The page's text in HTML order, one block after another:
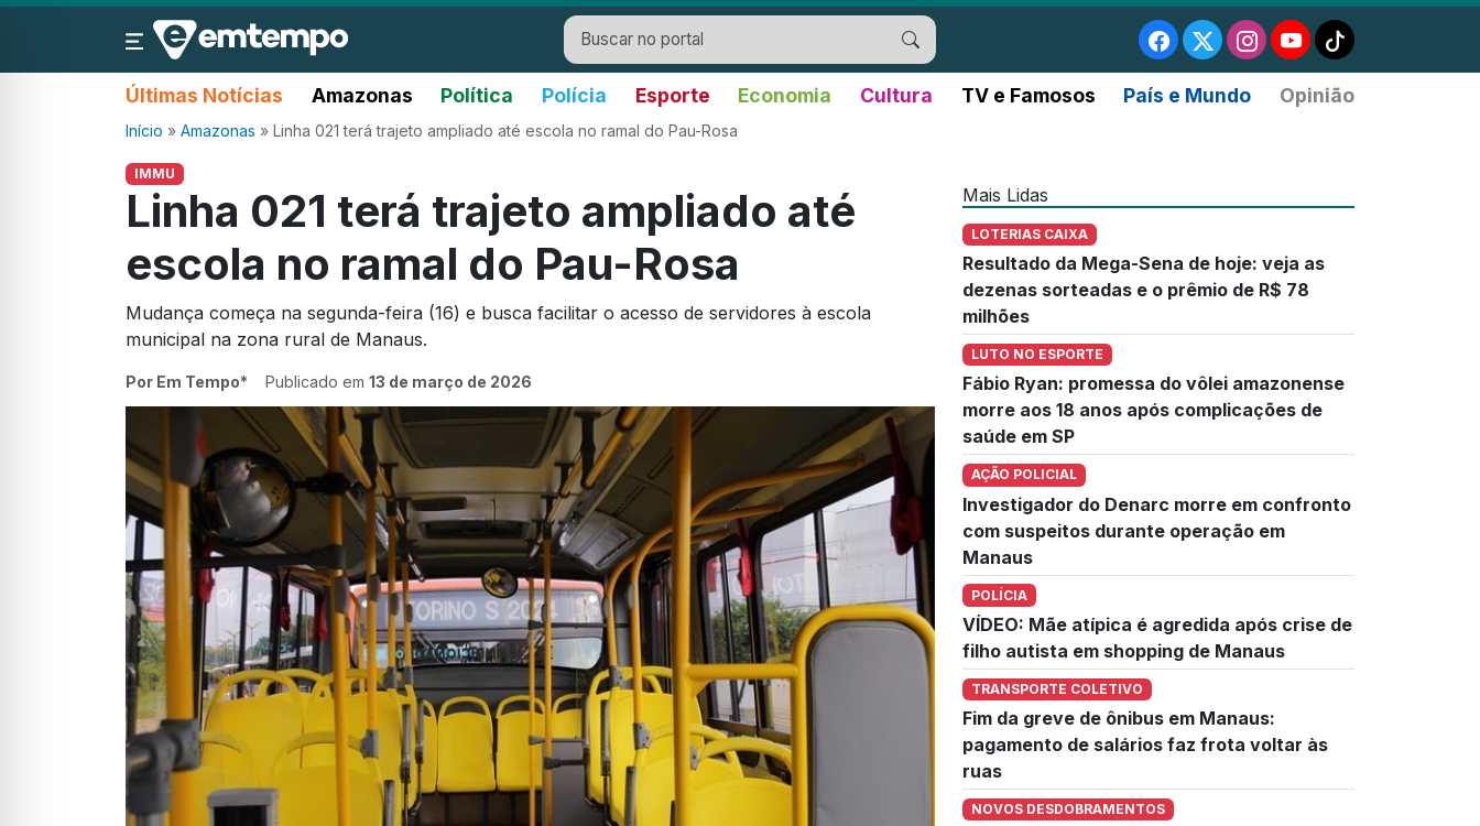
Últimas Notícias Amazonas Política Polícia Esporte Economia Cultura TV e Famosos País e Mundo Opinião
Início » Amazonas » Linha 021 terá trajeto ampliado até escola no ramal do Pau-Rosa
IMMU
Linha 021 terá trajeto ampliado até
escola no ramal do Pau-Rosa
Mudança começa na segunda-feira (16) e busca facilitar o acesso de servidores à escola
municipal na zona rural de Manaus.
Por Em Tempo* Publicado em 13 de março de 2026
Mais Lidas
LOTERIAS CAIXA
Resultado da Mega-Sena de hoje: veja as
dezenas sorteadas e o prêmio de R$ 78
milhões
LUTO NO ESPORTE
Fábio Ryan: promessa do vôlei amazonense
morre aos 18 anos após complicações de
saúde em SP
AÇÃO POLICIAL
Investigador do Denarc morre em confronto
com suspeitos durante operação em
Manaus
POLÍCIA
VÍDEO: Mãe atípica é agredida após crise de
filho autista em shopping de Manaus
TRANSPORTE COLETIVO
Fim da greve de ônibus em Manaus:
pagamento de salários faz frota voltar às
ruas
NOVOS DESDOBRAMENTOS